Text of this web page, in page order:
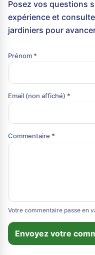
Posez vos questions
expérience et
jardiniers pour
Prénom *
Email (non affiché) *
Commentaire *
Votre commentaire passe en
Envoyez votre